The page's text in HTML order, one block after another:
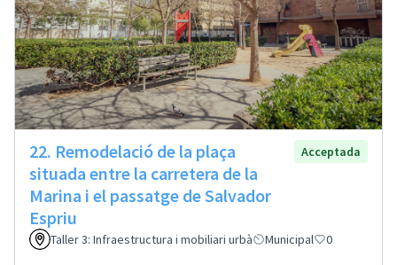
22. Remodelació de la plaça
situada entre la carretera de la
Marina i el passatge de Salvador
Espriu
Acceptada
Taller 3: Infraestructura i mobiliari urbà Municipal 0